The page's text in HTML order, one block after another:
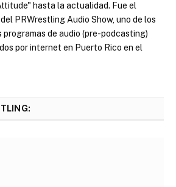
hasta la actualidad. Fue el
PRWrestling Audio Show, uno de los
programas de audio (pre-podcasting)
por internet en Puerto Rico en el